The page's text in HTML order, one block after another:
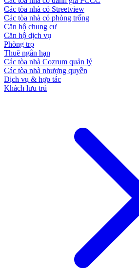
Các tòa nhà có Streetview
Các tòa nhà có phòng trống
Căn hộ chung cư
Căn hộ dịch vụ
Phòng trọ
Thuê ngắn hạn
Các tòa nhà Cozrum quản lý
Các tòa nhà nhượng quyền
Dịch vụ & hợp tác
Khách lưu trú